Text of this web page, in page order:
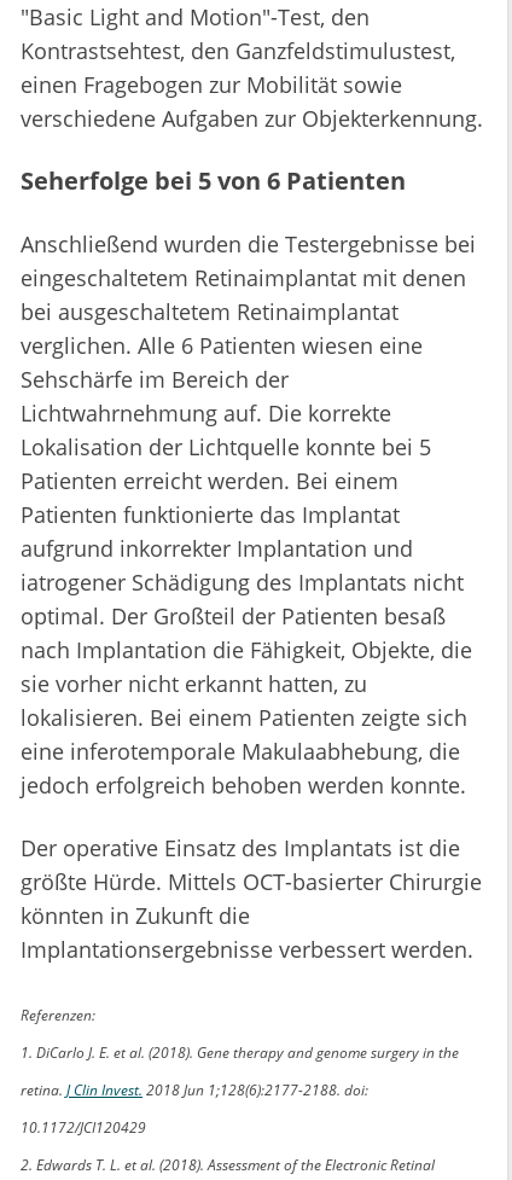
"Basic Light and Motion"-Test, den
Kontrastsehtest, den Ganzfeldstimulustest,
einen Fragebogen zur Mobilität sowie
verschiedene Aufgaben zur Objekterkennung.
Seherfolge bei 5 von 6 Patienten
Anschließend wurden die Testergebnisse bei
eingeschaltetem Retinaimplantat mit denen
bei ausgeschaltetem Retinaimplantat
verglichen. Alle 6 Patienten wiesen eine
Sehschärfe im Bereich der
Lichtwahrnehmung auf. Die korrekte
Lokalisation der Lichtquelle konnte bei 5
Patienten erreicht werden. Bei einem
Patienten funktionierte das Implantat
aufgrund inkorrekter Implantation und
iatrogener Schädigung des Implantats nicht
optimal. Der Großteil der Patienten besaß
nach Implantation die Fähigkeit, Objekte, die
sie vorher nicht erkannt hatten, zu
lokalisieren. Bei einem Patienten zeigte sich
eine inferotemporale Makulaabhebung, die
jedoch erfolgreich behoben werden konnte.
Der operative Einsatz des Implantats ist die
größte Hürde. Mittels OCT-basierter Chirurgie
könnten in Zukunft die
Implantationsergebnisse verbessert werden.
Referenzen:
1. DiCarlo J. E. et al. (2018). Gene therapy and genome surgery in the
retina. J Clin Invest. 2018 Jun 1;128(6):2177-2188. doi:
10.1172/JCI120429
2. Edwards T. L. et al. (2018). Assessment of the Electronic Retinal